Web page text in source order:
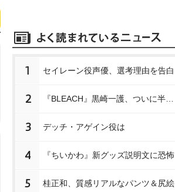
1 セイレーン役声優、選考理由を告白
2
3 デッチ・アゲイン役は
4 『ちいかわ』新グッズ説明文に恐怖
5 桂正和、質感リアルなパンツ＆尻絵